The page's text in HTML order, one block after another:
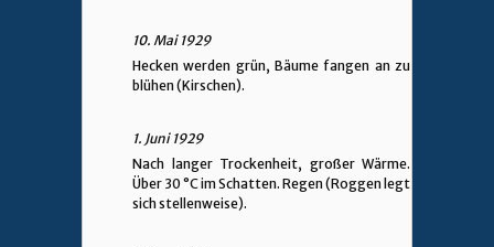
10. Mai 1929
Hecken werden grün, Bäume fangen an zu
blühen (Kirschen).
1. Juni 1929
Nach langer Trockenheit, großer Wärme.
Über 30 °C im Schatten. Regen (Roggen legt
sich stellenweise).